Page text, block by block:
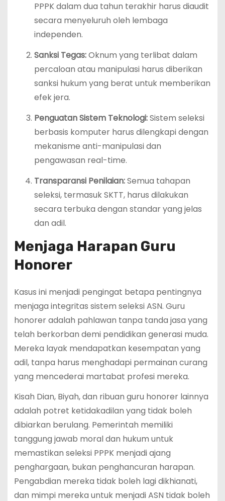
PPPK dalam dua tahun terakhir harus diaudit
secara menyeluruh oleh lembaga
independen.
Sanksi Tegas:Oknum yang terlibat dalam
percaloan atau manipulasi harus diberikan
sanksi hukum yang berat untuk memberikan
efek jera.
Penguatan Sistem Teknologi:Sistem seleksi
berbasis komputer harus dilengkapi dengan
mekanisme anti-manipulasi dan
pengawasan real-time.
Transparansi Penilaian:Semua tahapan
seleksi, termasuk SKTT, harus dilakukan
secara terbuka dengan standar yang jelas
dan adil.
Menjaga Harapan Guru
Honorer
Kasus ini menjadi pengingat betapa pentingnya
menjaga integritas sistem seleksi ASN. Guru
honorer adalah pahlawan tanpa tanda jasa yang
telah berkorban demi pendidikan generasi muda.
Mereka layak mendapatkan kesempatan yang
adil, tanpa harus menghadapi permainan curang
yang mencederai martabat profesi mereka.
Kisah Dian, Biyah, dan ribuan guru honorer lainnya
adalah potret ketidakadilan yang tidak boleh
dibiarkan berulang. Pemerintah memiliki
tanggung jawab moral dan hukum untuk
memastikan seleksi PPPK menjadi ajang
penghargaan, bukan penghancuran harapan.
Pengabdian mereka tidak boleh lagi dikhianati,
dan mimpi mereka untuk menjadi ASN tidak boleh